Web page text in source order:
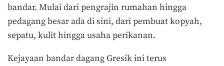
bandar. Mulai dari pengrajin rumahan hingga
pedagang besar ada di sini, dari pembuat kopyah,
sepatu, kulit hingga usaha perikanan.
Kejayaan bandar dagang Gresik ini terus